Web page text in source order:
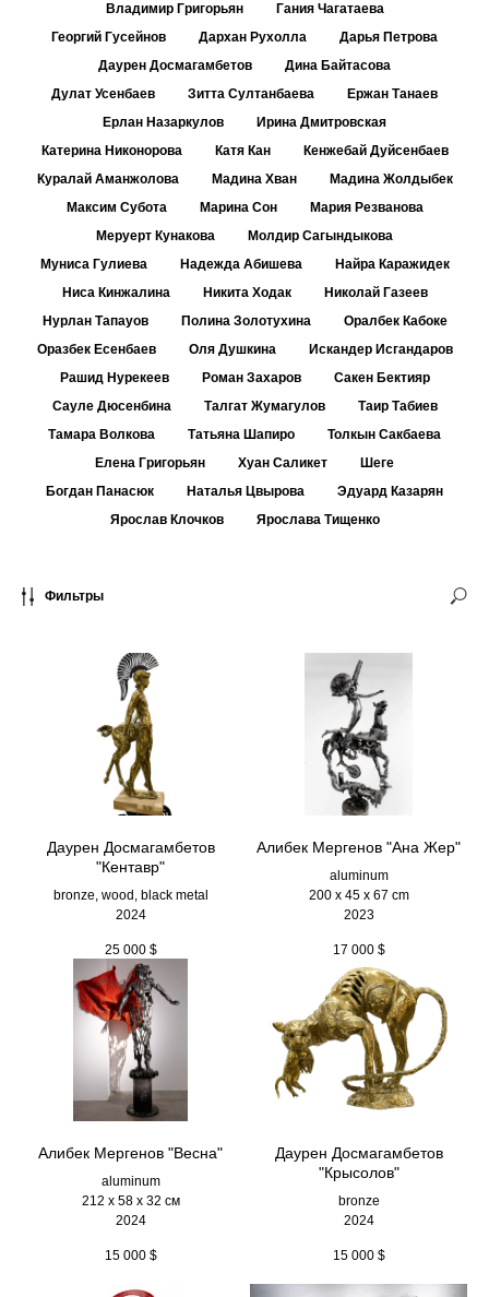
Владимир Григорьян
Гания Чагатаева
Георгий Гусейнов
Дархан Рухолла
Дарья Петрова
Даурен Досмагамбетов
Дина Байтасова
Дулат Усенбаев
Зитта Султанбаева
Ержан Танаев
Ерлан Назаркулов
Ирина Дмитровская
Катерина Никонорова
Катя Кан
Кенжебай Дуйсенбаев
Куралай Аманжолова
Мадина Хван
Мадина Жолдыбек
Максим Субота
Марина Сон
Мария Резванова
Меруерт Кунакова
Молдир Сагындыкова
Муниса Гулиева
Надежда Абишева
Найра Каражидек
Ниса Кинжалина
Никита Ходак
Николай Газеев
Нурлан Тапауов
Полина Золотухина
Оралбек Кабоке
Оразбек Есенбаев
Оля Душкина
Искандер Исгандаров
Рашид Нурекеев
Роман Захаров
Сакен Бектияр
Сауле Дюсенбина
Талгат Жумагулов
Таир Табиев
Тамара Волкова
Татьяна Шапиро
Толкын Сакбаева
Елена Григорьян
Хуан Саликет
Шеге
Богдан Панасюк
Наталья Цвырова
Эдуард Казарян
Ярослав Клочков
Ярослава Тищенко
Фильтры
Даурен Досмагамбетов
"Кентавр"
bronze, wood, black metal
2024
25 000 $
Алибек Мергенов "Ана Жер"
aluminum
200 х 45 х 67 cm
2023
17 000 $
Алибек Мергенов "Весна"
aluminum
212 х 58 х 32 см
2024
15 000 $
Даурен Досмагамбетов
"Крысолов"
bronze
2024
15 000 $